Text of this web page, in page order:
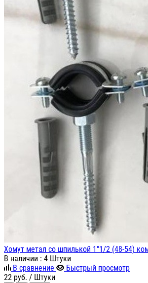
Хомут метал со шпилькой 1"1/2 (48-54)
В наличии : 4 Штуки
В сравнение
Быстрый просмотр
22 руб. / Штуки